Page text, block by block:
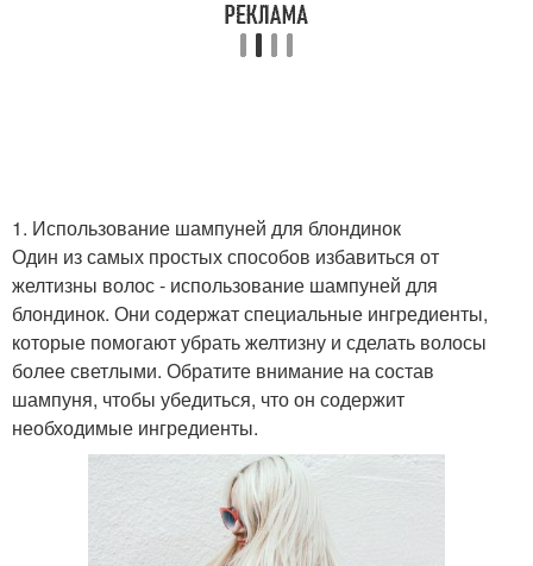
1. Использование шампуней для блондинок
Один из самых простых способов избавиться от
желтизны волос - использование шампуней для
блондинок. Они содержат специальные ингредиенты,
которые помогают убрать желтизну и сделать волосы
более светлыми. Обратите внимание на состав
шампуня, чтобы убедиться, что он содержит
необходимые ингредиенты.